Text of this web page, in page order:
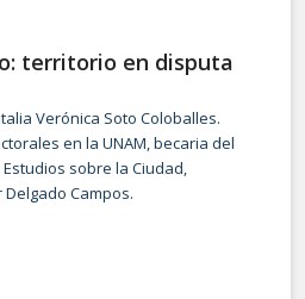
territorio en disputa
Verónica Soto Coloballes.
en la UNAM, becaria del
sobre la Ciudad,
Campos.
a excoordinador de Humanidades, Dr.